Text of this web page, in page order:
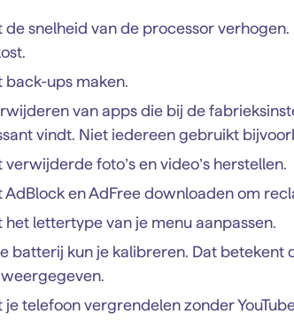
de snelheid van de processor
back-ups maken.
van apps die bij de
vindt. Niet iedereen gebruikt
verwijderde foto’s en video’s herstellen.
AdBlock en AdFree downloaden om
het lettertype van je menu aanpassen.
batterij kun je kalibreren. Dat
je telefoon vergrendelen zonder